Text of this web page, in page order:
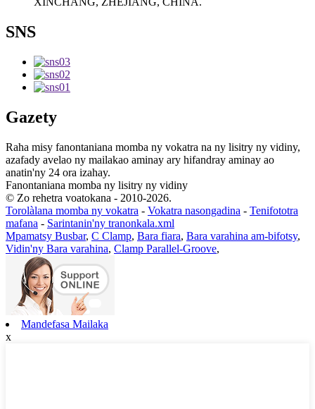
SNS
Gazety
Raha misy fanontaniana momba ny vokatra na ny lisitry ny vidiny,
azafady avelao ny mailakao aminay ary hifandray aminay ao
anatin'ny 24 ora izahay.
Fanontaniana momba ny lisitry ny vidiny
© Zo rehetra voatokana - 2010-2026.
Torolàlana momba ny vokatra - Vokatra nasongadina - Tenifototra
mafana - Sarintanin'ny tranonkala.xml
Mpamatsy Busbar, C Clamp, Bara fiara, Bara varahina am-bifotsy,
Vidin'ny Bara varahina, Clamp Parallel-Groove,
Mandefasa Mailaka
x